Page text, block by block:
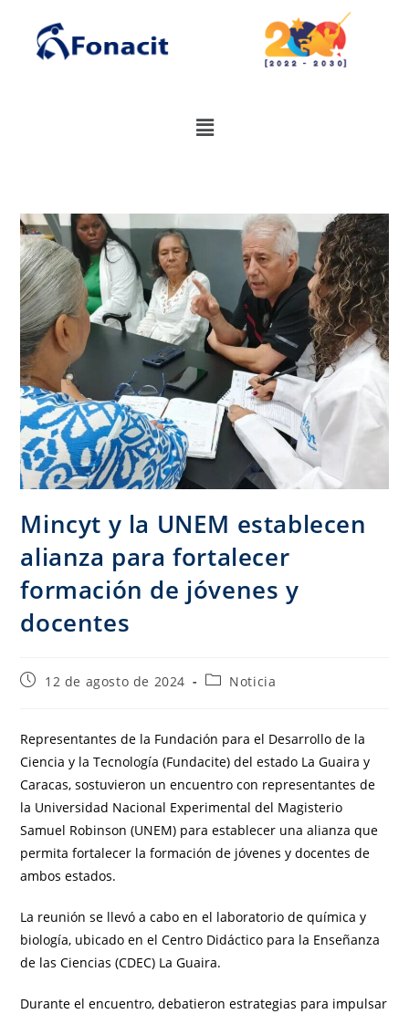
Mincyt y la UNEM establecen
alianza para fortalecer
formación de jóvenes y
docentes
12 de agosto de 2024 Noticia
Representantes de la Fundación para el Desarrollo de la
Ciencia y la Tecnología (Fundacite) del estado La Guaira y
Caracas, sostuvieron un encuentro con representantes de
la Universidad Nacional Experimental del Magisterio
Samuel Robinson (UNEM) para establecer una alianza que
permita fortalecer la formación de jóvenes y docentes de
ambos estados.
La reunión se llevó a cabo en el laboratorio de química y
biología, ubicado en el Centro Didáctico para la Enseñanza
de las Ciencias (CDEC) La Guaira.
Durante el encuentro, debatieron estrategias para impulsar